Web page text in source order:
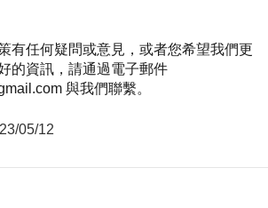
有任何疑問或意見，或者您希望我們更
的資訊，請通過電子郵件
與我們聯繫。
05/12